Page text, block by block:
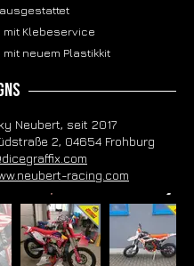
mit Klebeservice
mit neuem Plastikkit
Neubert, seit 2017
2, 04654 Frohburg
racing.com